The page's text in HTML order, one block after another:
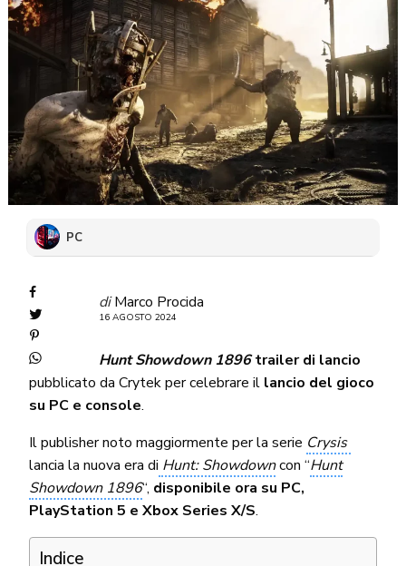
PC
di Marco Procida
16 AGOSTO 2024
Hunt Showdown 1896trailer di lancio
pubblicato da Crytek per celebrare il lancio del gioco
su PC e console.
Il publisher noto maggiormente per la serie Crysis
lancia la nuova era di Hunt: Showdowncon “Hunt
Showdown 1896“, disponibile ora su PC,
PlayStation 5 e Xbox Series X/S.
Indice